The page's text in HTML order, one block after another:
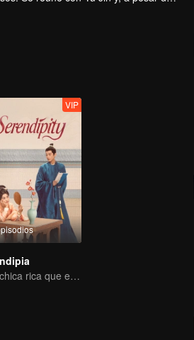
de su padre. A medida que
VIP
Una chica rica que estaba en problemas atrapó a su yerno e intentaron revertir el caso juntos.